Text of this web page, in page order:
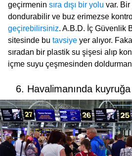
geçirmenin sıra dışı bir yolu var.
dondurabilir ve buz erimezse
geçirebilirsiniz. A.B.D. İç Güvenlik
sitesinde bu tavsiye yer alıyor.
sıradan bir plastik su şişesi alıp
içme suyu çeşmesinden
6. Havalimanında